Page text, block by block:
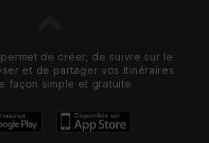
permet de créer, de suivre sur le
et de partager vos itinéraires
façon simple et gratuite